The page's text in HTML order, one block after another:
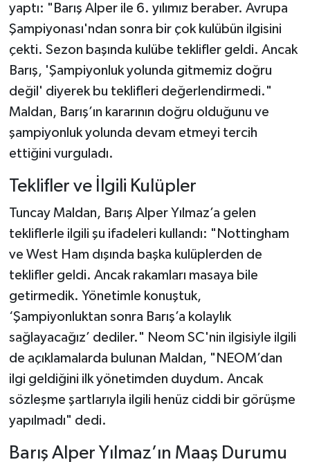
yaptı: "Barış Alper ile 6. yılımız beraber. Avrupa
Şampiyonası'ndan sonra bir çok kulübün ilgisini
çekti. Sezon başında kulübe teklifler geldi. Ancak
Barış, 'Şampiyonluk yolunda gitmemiz doğru
değil' diyerek bu teklifleri değerlendirmedi."
Maldan, Barış’ın kararının doğru olduğunu ve
şampiyonluk yolunda devam etmeyi tercih
ettiğini vurguladı.
Teklifler ve İlgili Kulüpler
Tuncay Maldan, Barış Alper Yılmaz’a gelen
tekliflerle ilgili şu ifadeleri kullandı: "Nottingham
ve West Ham dışında başka kulüplerden de
teklifler geldi. Ancak rakamları masaya bile
getirmedik. Yönetimle konuştuk,
‘Şampiyonluktan sonra Barış’a kolaylık
sağlayacağız’ dediler." Neom SC'nin ilgisiyle ilgili
de açıklamalarda bulunan Maldan, "NEOM’dan
ilgi geldiğini ilk yönetimden duydum. Ancak
sözleşme şartlarıyla ilgili henüz ciddi bir görüşme
yapılmadı" dedi.
Barış Alper Yılmaz’ın Maaş Durumu